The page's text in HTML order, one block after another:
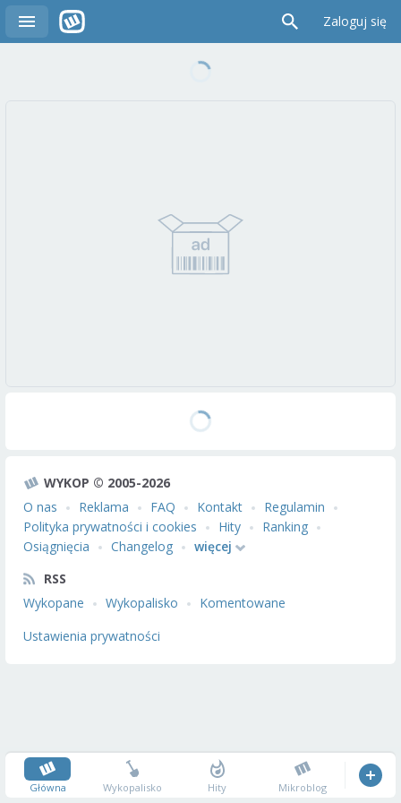
Zaloguj się
WYKOP © 2005-2026
O nas
Reklama FAQ Kontakt
Regulamin
Polityka prywatności i cookies
Hity
Ranking
Osiągnięcia
Changelog
więcej
RSS
Wykopane
Wykopalisko
Komentowane
Ustawienia prywatności
Główna Wykopalisko Hity Mikroblog